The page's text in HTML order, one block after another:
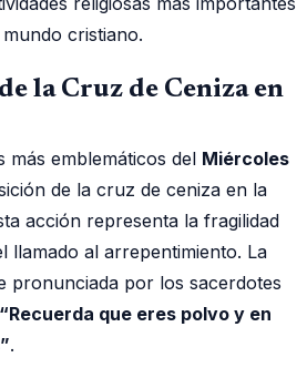
cristiano.
la Cruz de Ceniza en
más emblemáticos del Miércoles
de la cruz de ceniza en la
acción representa la fragilidad
llamado al arrepentimiento. La
pronunciada por los sacerdotes
“Recuerda que eres polvo y en
.